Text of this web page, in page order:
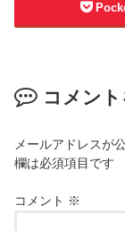
コメン
メールアドレスが
欄は必須項目です
コメント ※